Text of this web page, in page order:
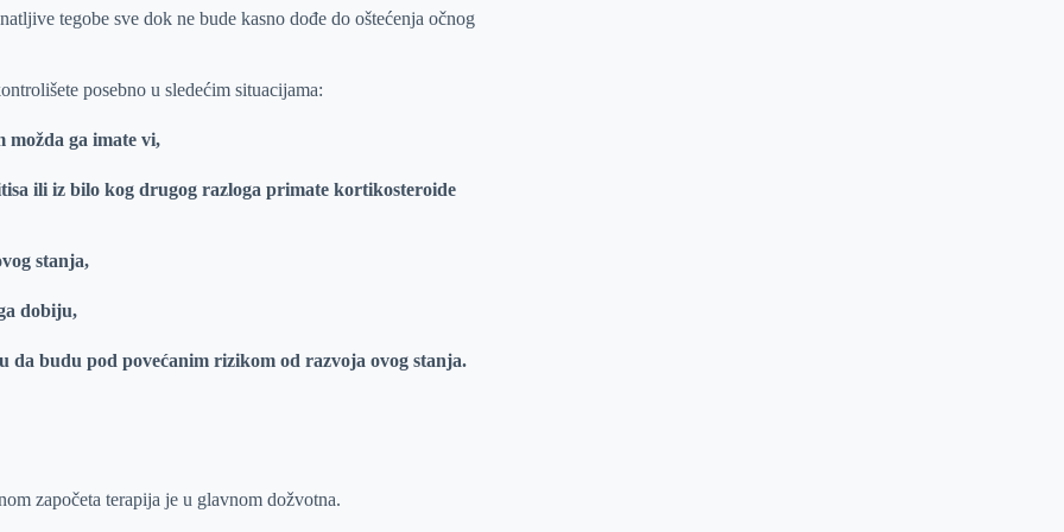
tegobe sve dok ne bude kasno dođe do oštećenja očnog
posebno u sledećim situacijama:
ga imate vi,
ili iz bilo kog drugog razloga primate kortikosteroide
stanja,
dobiju,
da budu pod povećanim rizikom od razvoja ovog stanja.
započeta terapija je u glavnom dožvotna.